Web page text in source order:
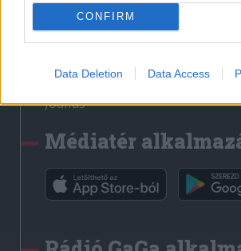
CONFIRM
Data Deletion Data Access
Erdélyi Napló
Főtér
Rádió GaGa
Jóállás
Médiatér